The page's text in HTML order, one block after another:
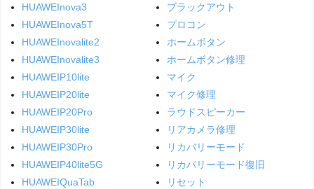
HUAWEInova3
HUAWEInova5T
HUAWEInovalite2
HUAWEInovalite3
HUAWEIP10lite
HUAWEIP20lite
HUAWEIP20Pro
HUAWEIP30lite
HUAWEIP30Pro
HUAWEIP40lite5G
HUAWEIQuaTab
ブラックアウト
プロコン
ホームボタン
ホームボタン修理
マイク
マイク修理
ラウドスピーカー
リアカメラ修理
リカバリーモード
リカバリーモード復旧
リセット